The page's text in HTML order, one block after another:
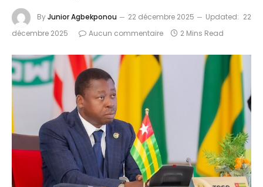
ByJunior Agbekponou 22 décembre 2025 Updated: 22
décembre 2025
Aucun commentaire 2 Mins Read